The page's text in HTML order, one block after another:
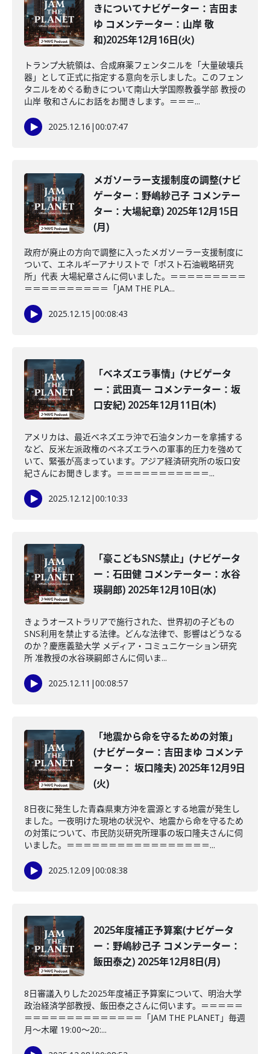
きについてナビゲーター：吉田ま
ゆ コメンテーター：山岸 敬
和)2025年12月16日(火)
トランプ大統領は、合成麻薬フェンタニルを「大量破壊兵
器」として正式に指定する意向を示しました。このフェン
タニルをめぐる動きについて南山大学国際教養学部 教授の
山岸 敬和さんにお話をお聞きします。＝＝＝...
2025.12.16 |00:07:47
メガソーラー支援制度の調整(ナビ
ゲーター：野嶋紗己子 コメンテー
ター：大場紀章) 2025年12月15日
(月)
政府が廃止の方向で調整に入ったメガソーラー支援制度に
ついて、エネルギーアナリストで「ポスト石油戦略研究
所」代表 大場紀章さんに伺いました。＝＝＝＝＝＝＝＝＝
＝＝＝＝＝＝＝＝＝＝「JAM THE PLA...
2025.12.15 |00:08:43
「ベネズエラ事情」(ナビゲータ
ー：武田真一 コメンテーター：坂
口安紀) 2025年12月11日(木)
アメリカは、最近ベネズエラ沖で石油タンカーを拿捕する
など、反米左派政権のベネズエラへの軍事的圧力を強めて
いて、緊張が高まっています。アジア経済研究所の坂口安
紀さんにお聞きします。＝＝＝＝＝＝＝＝＝＝＝...
2025.12.12|00:10:33
「豪こどもSNS禁止」(ナビゲータ
ー：石田健 コメンテーター：水谷
瑛嗣郎) 2025年12月10日(水)
きょうオーストラリアで施行された、世界初の子どもの
SNS利用を禁止する法律。どんな法律で、影響はどうなる
のか？慶應義塾大学 メディア・コミュニケーション研究
所 准教授の水谷瑛嗣郎さんに伺いま...
2025.12.11 |00:08:57
「地震から命を守るための対策」
(ナビゲーター：吉田まゆ コメンテ
ーター： 坂口隆夫) 2025年12月9日
(火)
8日夜に発生した青森県東方沖を震源とする地震が発生し
ました。一夜明けた現地の状況や、地震から命を守るため
の対策について、市民防災研究所理事の坂口隆夫さんに伺
いました。＝＝＝＝＝＝＝＝＝＝＝＝＝＝＝＝＝...
2025.12.09 |00:08:38
2025年度補正予算案(ナビゲータ
ー：野嶋紗己子 コメンテーター：
飯田泰之) 2025年12月8日(月)
8日審議入りした2025年度補正予算案について、明治大学
政治経済学部教授、飯田泰之さんに伺います。＝＝＝＝＝
＝＝＝＝＝＝＝＝＝＝＝＝＝＝「JAM THE PLANET」毎週
月～木曜 19:00～20:...